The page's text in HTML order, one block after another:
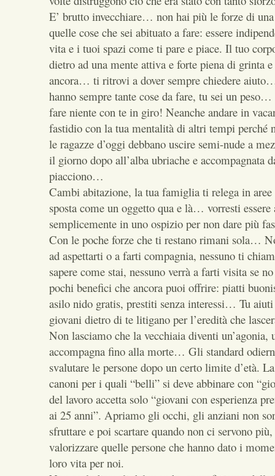
E’ brutto invecchiare… non hai più le forze di
quelle cose che sei abituato a fare: essere
vita e i tuoi spazi come ti pare e piace. Il tuo
dietro ad una mente attiva e forte piena di grinta
ancora… ti ritrovi a dover sempre chiedere
hanno sempre tante cose da fare, tu sei un
fare niente con te in giro! Neanche andare in
fastidio con la tua mentalità di altri tempi perché
le ragazze d’oggi debbano uscire semi-nude a
il giorno dopo all’alba ubriache e accompagnata
piacciono…
Cambi abitazione, la tua famiglia ti relega in
sposta come un oggetto qua e là… vorresti essere
semplicemente in uno ospizio per non dare più
Con le poche forze che ti restano rimani sola…
ad aspettarti o a farti compagnia, nessuno ti
sapere come stai, nessuno verrà a farti visita se
pochi benefici che ancora puoi offrire: piatti
asilo nido gratis, prestiti senza interessi… Tu
giovani dietro di te litigano per l’eredità che
Non lasciamo che la vecchiaia diventi un’agonia,
accompagna fino alla morte… Gli standard
svalutare le persone dopo un certo limite d’età.
canoni per i quali “belli” si deve abbinare con
del lavoro accetta solo “giovani con esperienza
ai 25 anni”. Apriamo gli occhi, gli anziani non
sfruttare e poi scartare quando non ci servono
valorizzare quelle persone che hanno dato i
loro vita per noi.